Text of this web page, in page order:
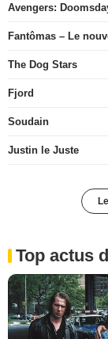
Avengers:
Fantômas – Le
The Dog Stars
Fjord
Soudain
Justin le Juste
Top actus